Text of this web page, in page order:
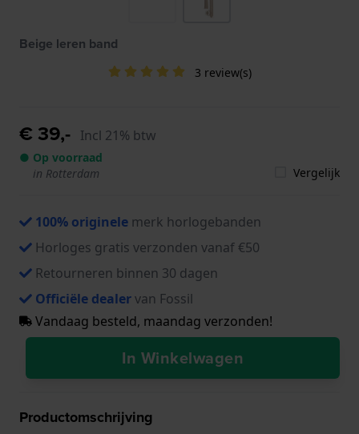
Beige leren band
3 review(s)
€ 39,- Incl 21% btw
● Op voorraad
in Rotterdam
Vergelijk
100% originele merk horlogebanden
Horloges gratis verzonden vanaf €50
Retourneren binnen 30 dagen
Officiële dealervan Fossil
Vandaag besteld, maandag verzonden!
In Winkelwagen
Productomschrijving